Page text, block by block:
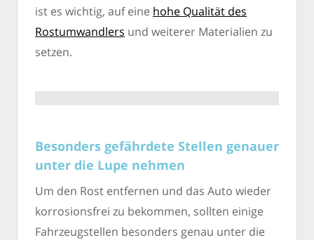
ist es wichtig, auf eine hohe Qualität des
Rostumwandlers und weiterer Materialien zu
setzen.
Besonders gefährdete Stellen genauer
unter die Lupe nehmen
Um den Rost entfernen und das Auto wieder
korrosionsfrei zu bekommen, sollten einige
Fahrzeugstellen besonders genau unter die